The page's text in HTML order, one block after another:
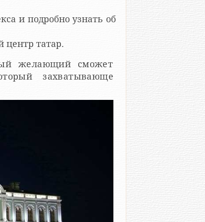
и подробно узнать об
центр татар.
желающий сможет
захватывающе